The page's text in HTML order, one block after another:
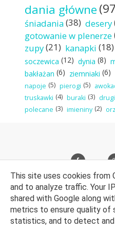
dania główne
śniadania(38) desery
gotowanie w plenerze
zupy(21) kanapki (18)
soczewica (12) dynia (8)
bakłażan (6) ziemniaki (6)
napoje (5) pierogi (5)
truskawki (4) buraki (3)
polecane (3) imieniny (2)
© Kamilla Woszczyk. Wszelkie
techniczne bloga: WebLove.PL .
This site uses cookies from
and to analyze traffic. Your
shared with Google along
metrics to ensure quality of
statistics, and to detect and